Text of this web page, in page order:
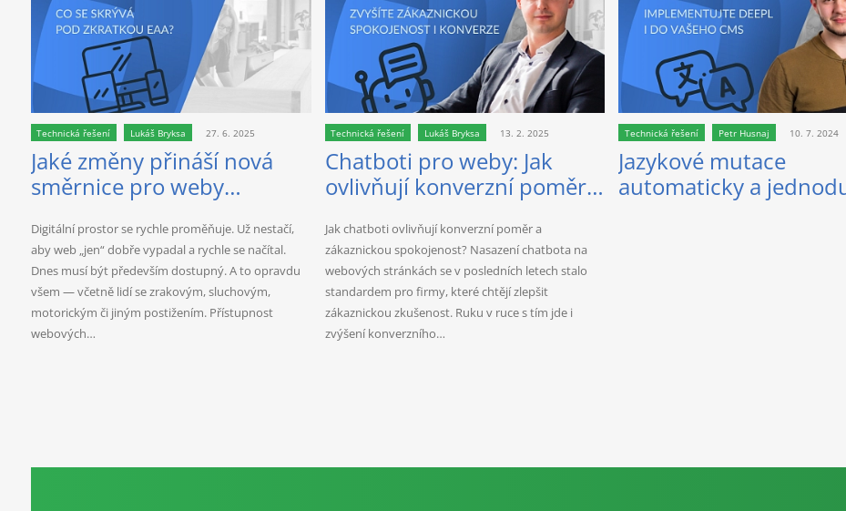
Technická řešení Lukáš Bryksa 27. 6. 2025
Jaké změny přináší nová
směrnice pro weby
Digitální prostor se rychle proměňuje. Už nestačí,
aby web „jen“ dobře vypadal a rychle se načítal.
Dnes musí být především dostupný. A to opravdu
všem — včetně lidí se zrakovým, sluchovým,
motorickým či jiným postižením. Přístupnost
webových…
Technická řešení Lukáš Bryksa 13. 2. 2025
Chatboti pro weby: Jak
ovlivňují konverzní poměr a
řešení
Jak chatboti ovlivňují konverzní poměr a
zákaznickou spokojenost? Nasazení chatbota na
webových stránkách se v posledních letech stalo
standardem pro firmy, které chtějí zlepšit
zákaznickou zkušenost. Ruku v ruce s tím jde i
zvýšení konverzního…
Technická řešení Petr Husnaj 10. 7. 2024
Jazykové mutace
automaticky a